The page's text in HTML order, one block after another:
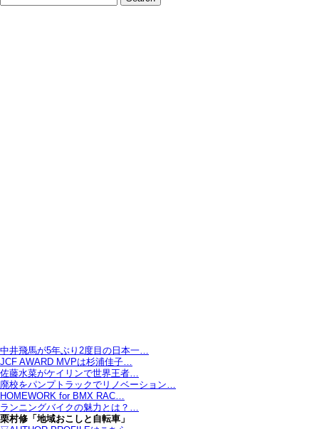
中井飛馬が5年ぶり2度目の日本一…
JCF AWARD MVPは杉浦佳子…
佐藤水菜がケイリンで世界王者…
廃校をパンプトラックでリノベーション…
HOMEWORK for BMX RAC…
ランニングバイクの魅力とは？…
栗村修「地域おこしと自転車」